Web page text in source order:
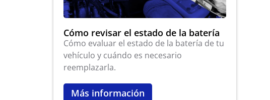
Cómo revisar el estado de la batería
Cómo evaluar el estado de la batería de tu
vehículo y cuándo es necesario
reemplazarla.
Más información